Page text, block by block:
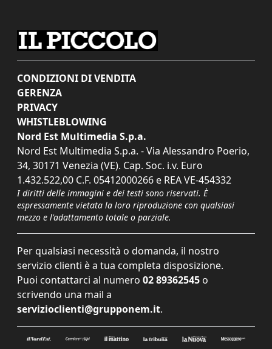
CONDIZIONI DI VENDITA
GERENZA
PRIVACY
WHISTLEBLOWING
Nord Est Multimedia S.p.a.
Nord Est Multimedia S.p.a. - Via Alessandro Poerio,
34, 30171 Venezia (VE). Cap. Soc. i.v. Euro
1.432.522,00 C.F. 05412000266 e REA VE-454332
I diritti delle immagini e dei testi sono riservati. È
espressamente vietata la loro riproduzione con qualsiasi
mezzo e l'adattamento totale o parziale.
Per qualsiasi necessità o domanda, il nostro
servizio clienti è a tua completa disposizione.
Puoi contattarci al numero 02 89362545 o
scrivendo una mail a
servizioclienti@grupponem.it.